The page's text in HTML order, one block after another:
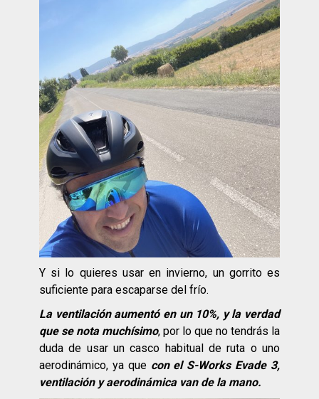
Y si lo quieres usar en invierno, un gorrito es
suficiente para escaparse del frío.
La ventilación aumentó en un 10%, y la verdad
que se nota muchísimo, por lo que no tendrás la
duda de usar un casco habitual de ruta o uno
aerodinámico, ya que con el S-Works Evade 3,
ventilación y aerodinámica van de la mano.